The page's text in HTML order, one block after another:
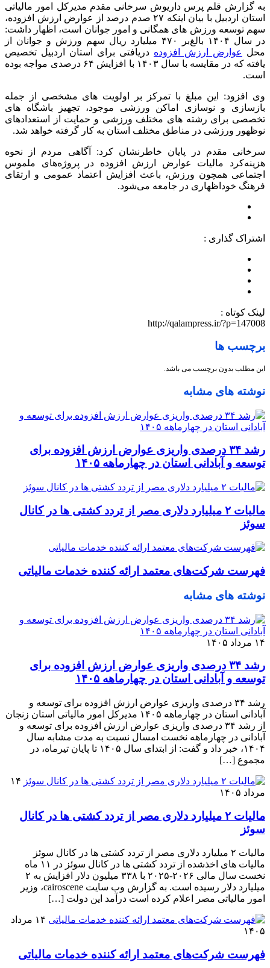
به گزارش قلم پرس داریوش سرخانی مقدم مدیرکل امور مالیاتی
استان اردبیل با بیان اینکه ۲۷ صدم درصد از عوارض ارزش افزوده،
سهم توسعه ورزش های همگانی و امور جوانان است، اظهار داشت:
در سال ۱۴۰۴ بالغ‌بر ۴۷۰ میلیارد ریال سهم ورزش و جوانان از
محل عوارض ارزش افزوده دریافتی برای استان اردبیل تخصیص
یافته که در مقایسه با سال ۱۴۰۳ با افزایش ۶۴ درصدی مواجه بوده
است.
وی افزود: این مبلغ با تمرکز بر اولویت های مشخصی از جمله
بازسازی و نوسازی اماکن ورزشی موجود، تجهیز باشگاه های
تخصصی برای رشته های مختلف ورزشی و حمایت از استعدادهای
نوظهور ورزشی در مناطق مختلف استان به کار گرفته خواهد شد.
سرخانی مقدم در پایان خاطرنشان کرد: آگاهی مردم از نحوه
هزینه‌کرد مالیات عوارض ارزش افزوده در پروژه‌های ملموس
اجتماعی همچون ورزش، باعث افزایش اعتماد عمومی و ارتقای
فرهنگ خوداظهاری در جامعه می‌شود.
اشتراک گذاری :
لینک کوتاه :
http://qalampress.ir/?p=147008
برچسب ها
این مطلب بدون برچسب می باشد.
نوشته های مشابه
رشد ۳۴ درصدی واریزی عوارض ارزش افزوده برای
توسعه و آبادانی استان در چهارماهه ۱۴۰۵
مالیات ۲ میلیارد دلاری مصر از تردد کشتی ها در کانال
سوئز
فهرست شرکت‌های معتمد ارائه کننده خدمات مالیاتی
نوشته های مشابه
۱۴ مرداد ۱۴۰۵
رشد ۳۴ درصدی واریزی عوارض ارزش افزوده برای
توسعه و آبادانی استان در چهارماهه ۱۴۰۵
رشد ۳۴ درصدی واریزی عوارض ارزش افزوده برای توسعه و
آبادانی استان در چهارماهه ۱۴۰۵ مدیرکل امور مالیاتی استان زنجان
از رشد ۳۴ درصدی واریزی عوارض ارزش افزوده برای توسعه و
آبادانی در چهارماهه نخست امسال نسبت به مدت مشابه سال
۱۴۰۴، خبر داد و گفت: از ابتدای سال ۱۴۰۵ تا پایان تیرماه، در
مجموع […]
۱۴
مرداد ۱۴۰۵
مالیات ۲ میلیارد دلاری مصر از تردد کشتی ها در کانال
سوئز
مالیات ۲ میلیارد دلاری مصر از تردد کشتی ها در کانال سوئز
مالیات های اخذشده از تردد کشتی ها در کانال سوئز در ۱۱ ماه
نخست سال مالی ۲۰۲۶-۲۰۲۵ با ۳۳۸ میلیون دلار افزایش به ۲
میلیارد دلار رسیده است. به گزارش وب سایت cairoscene، وزیر
امور مالیاتی مصر اعلام کرده است درآمد این دولت […]
۱۴ مرداد
۱۴۰۵
فهرست شرکت‌های معتمد ارائه کننده خدمات مالیاتی